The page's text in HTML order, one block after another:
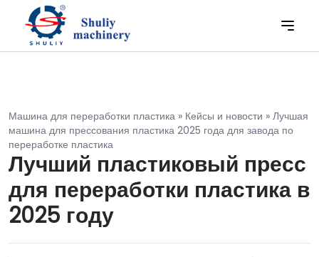
Машина для переработки пластика » Кейсы и новости » Лучшая
машина для прессования пластика 2025 года для завода по
переработке пластика
Лучший пластиковый пресс
для переработки пластика в
2025 году